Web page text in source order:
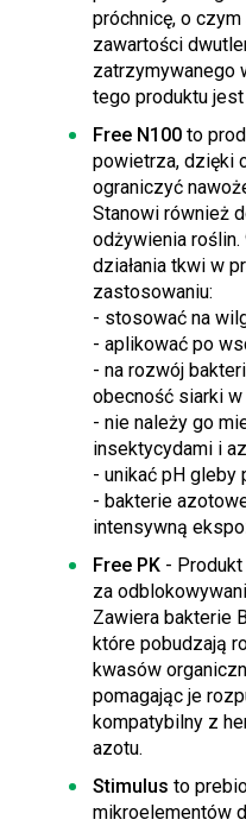
próchnicę, o
zawartości
zatrzymywanego
tego produktu
Free N100 to
powietrza, dzięki
ograniczyć
Stanowi również
odżywienia
działania tkwi w
zastosowaniu:
- stosować na
- aplikować po
- na rozwój
obecność siarki
- nie należy go
insektycydami i
- unikać pH gleby
- bakterie
intensywną
Free PK -
za
Zawiera bakterie
które pobudzają
kwasów
pomagając je
kompatybilny z
azotu.
Stimulus to
mikroelementów